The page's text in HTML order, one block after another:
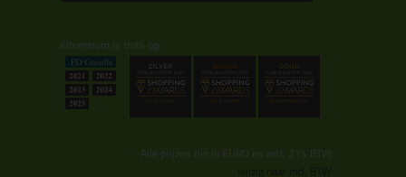
Kitcentrum is trots op:
Alle prijzen zijn in EURO en excl. 21% BTW